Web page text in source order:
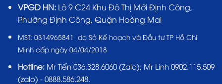
VPGD HN:Lô 9 C24 Khu Đô Thị Mới Định Công,
Phường Định Công, Quận Hoàng Mai
MST: 0314965841 do Sở Kế hoạch và Đầu tư TP Hồ Chí
Minh cấp ngày 04/04/2018
Hotline: Mr Tiến 036.328.6060(Zalo); Mr Linh 0902.115.509
(zalo) - 0888.586.248.